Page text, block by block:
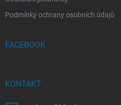
Podmínky ochrany osobních údajů
FACEBOOK
KONTAKT